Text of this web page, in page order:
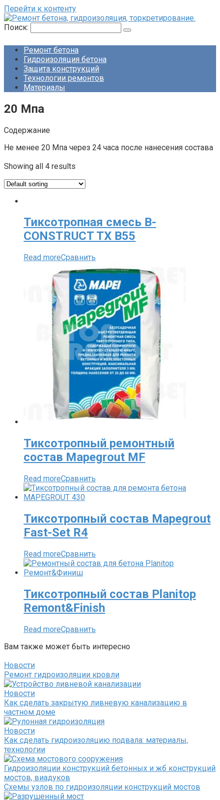
Перейти к контенту
Поиск:
Ремонт бетона
Гидроизоляция бетона
Защита конструкций
Технологии ремонтов
Материалы
20 Мпа
Содержание
Не менее 20 Мпа через 24 часа после нанесения состава
Showing all 4 results
Тиксотропная смесь B-
CONSTRUCT TX B55
Read moreСравнить
Тиксотропный ремонтный
состав Mapegrout MF
Read moreСравнить
Тиксотропный состав Mapegrout
Fast-Set R4
Read moreСравнить
Тиксотропный состав Planitop
Remont&Finish
Read moreСравнить
Вам также может быть интересно
Новости
Ремонт гидроизоляции кровли
Новости
Как сделать закрытую ливневую канализацию в
частном доме
Новости
Как сделать гидроизоляцию подвала: материалы,
технологии
Гидроизоляции конструкций бетонных и жб конструкций
мостов, виадуков
Схемы узлов по гидроизоляции конструкций мостов